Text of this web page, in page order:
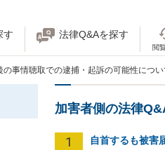
す 法律Q&Aを探す
閲
事情聴取での逮捕・起訴の可能性につい
加害者側の法律
1